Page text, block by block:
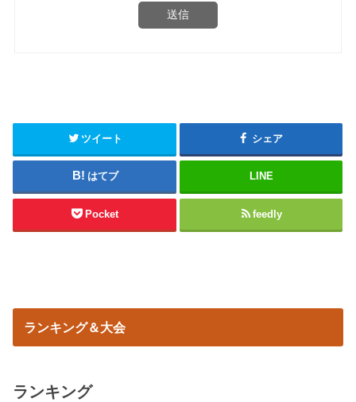
送信
ツイート シェア
はてブ LINE
Pocket feedly
ランキング＆大会
ランキング